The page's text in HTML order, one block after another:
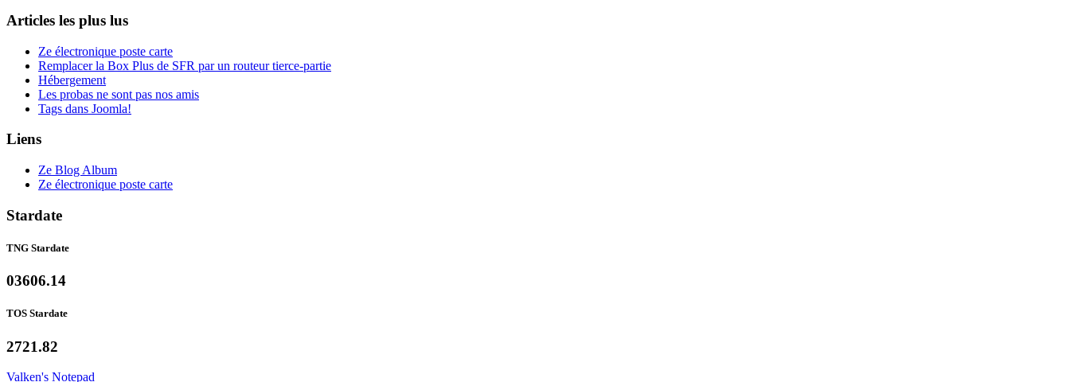
Articles les plus lus
Ze électronique poste carte
Remplacer la Box Plus de SFR par un routeur tierce-partie
Hébergement
Les probas ne sont pas nos amis
Tags dans Joomla!
Liens
Ze Blog Album
Ze électronique poste carte
Stardate
TNG Stardate
03606.14
TOS Stardate
2721.82
Valken's Notepad